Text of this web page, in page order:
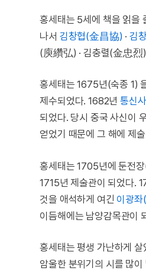
홍세태는 5세에 책을 읽을
나서 김창협(金昌協) · 김
(庾纘弘) · 김충렬(金忠烈
홍세태는 1675년(숙종 1)
제수되었다. 1682년통신사
되었다. 당시 중국 사신이
얻었기 때문에 그 해에 제
홍세태는 1705년에 둔전
1715년 제술관이 되었다.
것을 애석하게 여긴 이광
이듬해에는 남양감목관이
홍세태는 평생 가난하게
암울한 분위기의 시를 많